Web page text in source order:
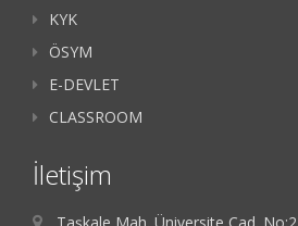
KYK
ÖSYM
E-DEVLET
CLASSROOM
İletişim